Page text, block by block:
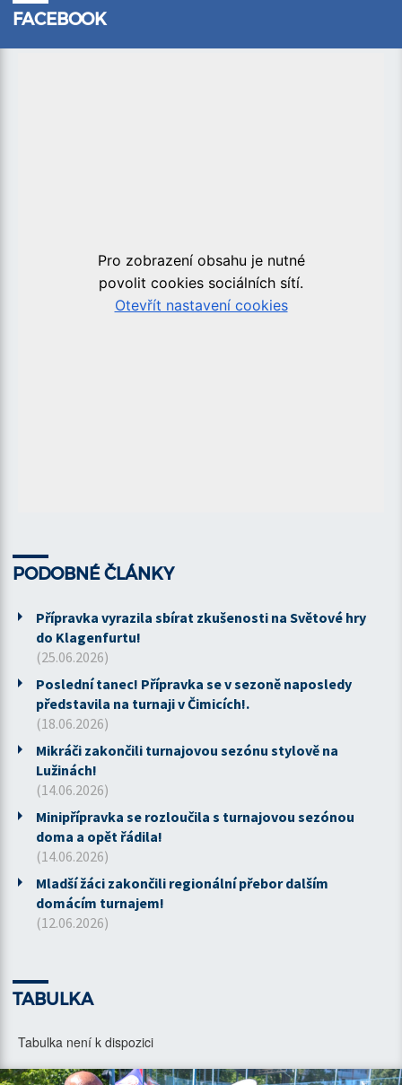
FACEBOOK
PODOBNÉ ČLÁNKY
Přípravka vyrazila sbírat zkušenosti na Světové hry
do Klagenfurtu!
(25.06.2026)
Poslední tanec! Přípravka se v sezoně naposledy
představila na turnaji v Čimicích!.
(18.06.2026)
Mikráči zakončili turnajovou sezónu stylově na
Lužinách!
(14.06.2026)
Minipřípravka se rozloučila s turnajovou sezónou
doma a opět řádila!
(14.06.2026)
Mladší žáci zakončili regionální přebor dalším
domácím turnajem!
(12.06.2026)
TABULKA
Tabulka není k dispozici